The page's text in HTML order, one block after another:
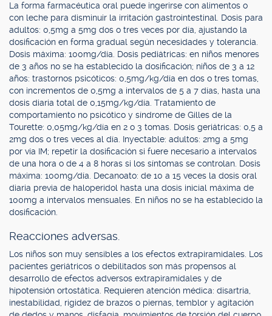
La forma farmacéutica oral puede ingerirse con alimentos o
con leche para disminuir la irritación gastrointestinal. Dosis para
adultos: 0,5mg a 5mg dos o tres veces por día, ajustando la
dosificación en forma gradual según necesidades y tolerancia.
Dosis máxima: 100mg/día. Dosis pediátricas: en niños menores
de 3 años no se ha establecido la dosificación; niños de 3 a 12
años: trastornos psicóticos: 0,5mg/kg/día en dos o tres tomas,
con incrementos de 0,5mg a intervalos de 5 a 7 días, hasta una
dosis diaria total de 0,15mg/kg/día. Tratamiento de
comportamiento no psicótico y síndrome de Gilles de la
Tourette: 0,05mg/kg/día en 2 o 3 tomas. Dosis geriátricas: 0,5 a
2mg dos o tres veces al día. Inyectable: adultos: 2mg a 5mg
por vía IM; repetir la dosificación si fuere necesario a intervalos
de una hora o de 4 a 8 horas si los síntomas se controlan. Dosis
máxima: 100mg/día. Decanoato: de 10 a 15 veces la dosis oral
diaria previa de haloperidol hasta una dosis inicial máxima de
100mg a intervalos mensuales. En niños no se ha establecido la
dosificación.
Reacciones adversas.
Los niños son muy sensibles a los efectos extrapiramidales. Los
pacientes geriátricos o debilitados son más propensos al
desarrollo de efectos adversos extrapiramidales y de
hipotensión ortostática. Requieren atención médica: disartria,
inestabilidad, rigidez de brazos o piernas, temblor y agitación